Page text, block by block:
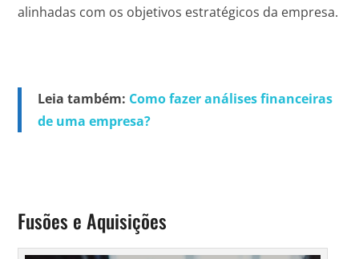
alinhadas com os objetivos estratégicos da empresa.
Leia também: Como fazer análises financeiras
de uma empresa?
Fusões e Aquisições